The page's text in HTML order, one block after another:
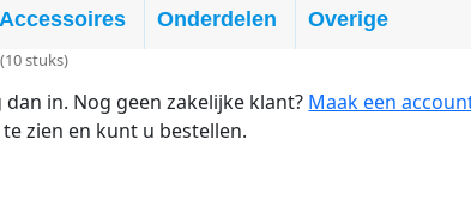
Accessoires Onderdelen Overige
stuks)
dan in. Nog geen zakelijke klant? Maak een
zien en kunt u bestellen.